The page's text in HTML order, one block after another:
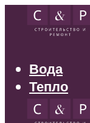
Вода
Тепло
Электрика